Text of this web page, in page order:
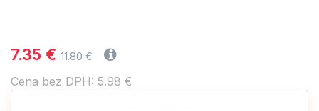
7.35 € 11.80 €
Cena bez DPH: 5.98 €